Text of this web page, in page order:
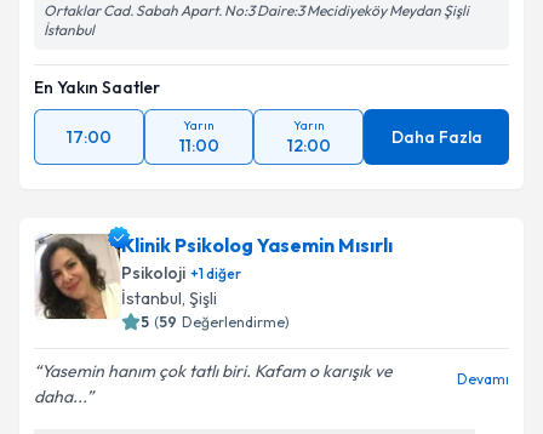
Ortaklar Cad. Sabah Apart. No:3 Daire:3 Mecidiyeköy Meydan Şişli
İstanbul
En Yakın Saatler
17:00
Yarın
11:00
Yarın
12:00 Daha Fazla
Klinik Psikolog Yasemin Mısırlı
Psikoloji +1diğer
İstanbul, Şişli
5 (59 Değerlendirme)
Yasemin hanım çok tatlı biri. Kafam o karışık ve
daha...
Devamı